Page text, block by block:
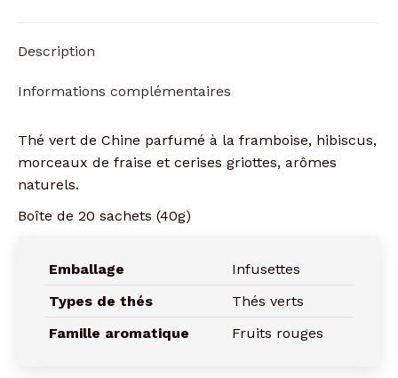
Description
Informations complémentaires
Thé vert de Chine parfumé à la framboise, hibiscus,
morceaux de fraise et cerises griottes, arômes
naturels.
Boîte de 20 sachets (40g)
Emballage
Infusettes
Types de thés
Thés verts
Famille aromatique
Fruits rouges